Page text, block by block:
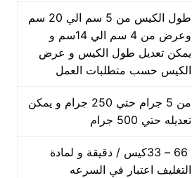
طول الكيس من 5 سم الي 20 سم
وعرض من 4 سم الي 14سم و
يمكن تعديل طول الكيس و عرض
الكيس حسب متطلبات العمل
من 5 جرام حتي 250 جرام و يمكن
تعديله حتي 500 جرام
66 – 33كيس / دقيقة و لمادة
التغليف اعتبار في السرعه